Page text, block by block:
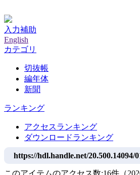
入力補助
English
カテゴリ
切抜帳
編年体
新聞
ランキング
アクセスランキング
ダウンロードランキング
https://hdl.handle.net/20.500.14094/
このアイテムのアクセス数:16件 （